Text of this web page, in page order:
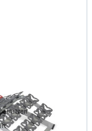
cm (2x80x220)